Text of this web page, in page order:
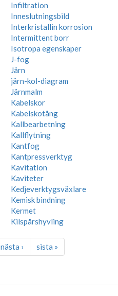
Infiltration
Inneslutningsbild
Interkristallin korrosion
Intermittent borr
Isotropa egenskaper
J-fog
Järn
järn-kol-diagram
Järnmalm
Kabelskor
Kabelskotång
Kallbearbetning
Kallflytning
Kantfog
Kantpressverktyg
Kavitation
Kaviteter
Kedjeverktygsväxlare
Kemisk bindning
Kermet
Kilspårshyvling
nästa › sista »